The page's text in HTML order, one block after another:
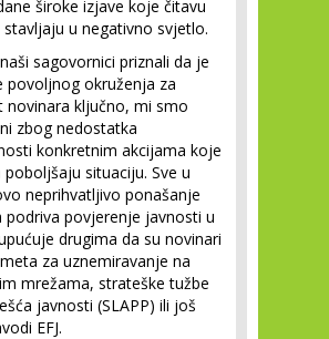
široke izjave koje čitavu
u negativno svjetlo.
sagovornici priznali da je
povoljnog okruženja za
novinara ključno, mi smo
zbog nedostatka
konkretnim akcijama koje
situaciju. Sve u
neprihvatljivo ponašanje
podriva povjerenje javnosti u
drugima da su novinari
za uznemiravanje na
mrežama, strateške tužbe
javnosti (SLAPP) ili još
EFJ.